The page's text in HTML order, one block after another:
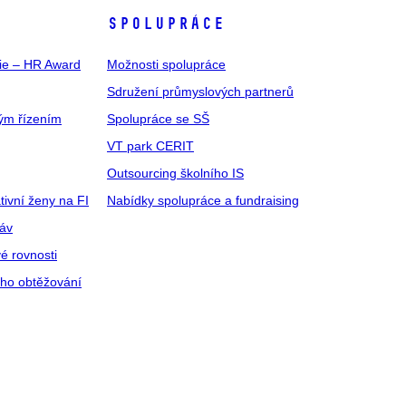
– HR Award
řízením
ženy na FI
rovnosti
obtěžování
SPOLUPRÁCE
Možnosti spolupráce
Sdružení průmyslových partnerů
Spolupráce se SŠ
VT park CERIT
Outsourcing školního IS
Nabídky spolupráce a fundraising